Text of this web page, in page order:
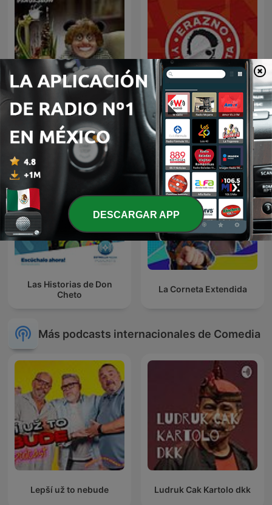
Panda Show (NO OFICIAL)
Erazno y La Chokolata El
Podcast
Las Historias de Don
Cheto
La Corneta Extendida
Más podcasts internacionales de Comedia
Lepší už to nebude Ludruk Cak Kartolo dkk
DESCARGAR APP